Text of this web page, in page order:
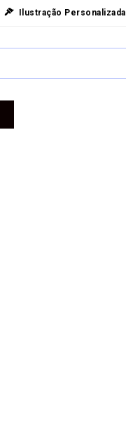
Ilustração Personalizada